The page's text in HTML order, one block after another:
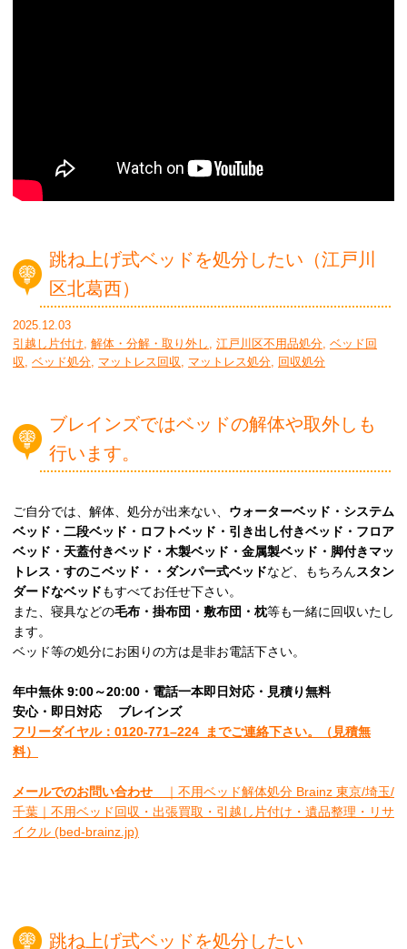
跳ね上げ式ベッドを処分したい（江戸川
区北葛西）
2025.12.03
引越し片付け, 解体・分解・取り外し , 江戸川区不用品処分, ベッド回
収, ベッド処分, マットレス回収, マットレス処分, 回収処分
ブレインズではベッドの解体や取外しも
行います。
ご自分では、解体、処分が出来ない、 ウォーターベッド・システム
ベッド・二段ベッド・ロフトベッド・引き出し付きベッド・フロア
ベッド・天蓋付きベッド・木製ベッド・金属製ベッド・脚付きマッ
トレス・すのこベッド・・ダンパー式ベッドなど、もちろんスタン
ダードなベッドもすべてお任せ下さい。
また、寝具などの毛布・掛布団・敷布団・枕等も一緒に回収いたし
ます。
ベッド等の処分にお困りの方は是非お電話下さい。
年中無休 9:00～20:00・電話一本即日対応・見積り無料
安心・即日対応
ブレインズ
フリーダイヤル：0120-771–224 までご連絡下さい。
（見積無
料）
メールでのお問い合わせ
｜不用ベッド解体処分 Brainz 東京/埼玉/
千葉｜不用ベッド回収・出張買取・引越し片付け・遺品整理・リサ
イクル (bed-brainz.jp)
跳ね上げ式ベッドを処分したい